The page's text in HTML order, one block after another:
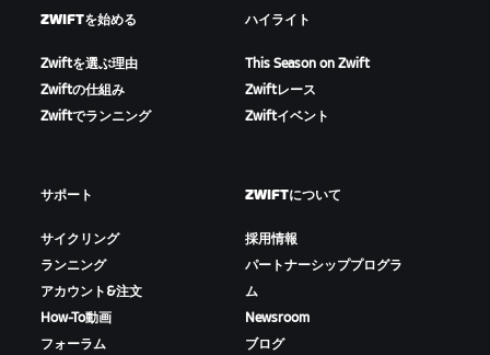
ZWIFTを始める
Zwiftを選ぶ理由
Zwiftの仕組み
Zwiftでランニング
ハイライト
This Season on Zwift
Zwiftレース
Zwiftイベント
サポート
サイクリング
ランニング
アカウント&注文
How-To動画
フォーラム
ZWIFTについて
採用情報
パートナーシッププログラ
ム
Newsroom
ブログ